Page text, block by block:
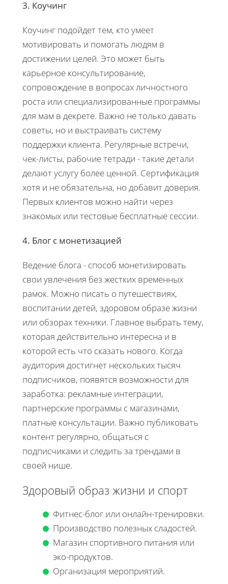
3. Коучинг
Коучинг подойдет тем, кто умеет
мотивировать и помогать людям в
достижении целей. Это может быть
карьерное консультирование,
сопровождение в вопросах личностного
роста или специализированные программы
для мам в декрете. Важно не только давать
советы, но и выстраивать систему
поддержки клиента. Регулярные встречи,
чек-листы, рабочие тетради - такие детали
делают услугу более ценной. Сертификация
хотя и не обязательна, но добавит доверия.
Первых клиентов можно найти через
знакомых или тестовые бесплатные сессии.
4. Блог с монетизацией
Ведение блога - способ монетизировать
свои увлечения без жестких временных
рамок. Можно писать о путешествиях,
воспитании детей, здоровом образе жизни
или обзорах техники. Главное выбрать тему,
которая действительно интересна и в
которой есть что сказать нового. Когда
аудитория достигнет нескольких тысяч
подписчиков, появятся возможности для
заработка: рекламные интеграции,
партнерские программы с магазинами,
платные консультации. Важно публиковать
контент регулярно, общаться с
подписчиками и следить за трендами в
своей нише.
Здоровый образ жизни и спорт
Фитнес-блог или онлайн-тренировки.
Производство полезных сладостей.
Магазин спортивного питания или
эко-продуктов.
Организация мероприятий.